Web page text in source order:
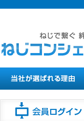
よりやき